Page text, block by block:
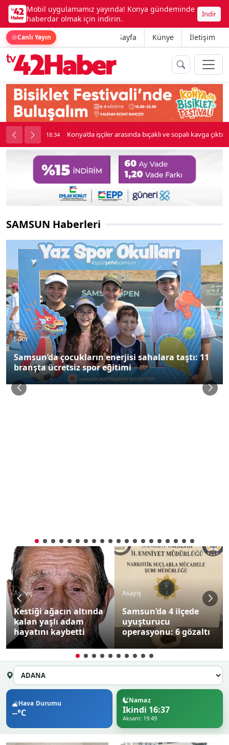
Mobil uygulamamız yayında! Konya gündeminde
haberdar olmak için indirin.
İndir
Canlı Yayın Ana Sayfa Künye İletişim
18:34 Konya’da işçiler arasında bıçaklı ve sopalı kavga çıktı
SAMSUN Haberleri
Spor
Samsun’da çocukların enerjisi sahalara taştı: 11
branşta ücretsiz spor eğitimi
Asayiş
Kestiği ağacın altında
kalan yaşlı adam
hayatını kaybetti
Asayiş
Samsun’da 4 ilçede
uyuşturucu
operasyonu: 6 gözaltı
Hava Durumu
--°C
Namaz
Ikindi 16:37
Aksam: 19:49